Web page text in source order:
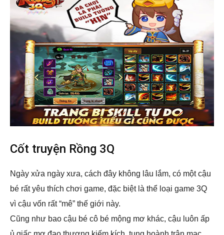
Cốt truyện Rồng 3Q
Ngày xửa ngày xưa, cách đây không lâu lắm, có một cậu
bé rất yêu thích chơi game, đặc biệt là thể loại game 3Q
vì cậu vốn rất “mê” thế giới này.
Cũng như bao cậu bé cô bé mộng mơ khác, cậu luôn ấp